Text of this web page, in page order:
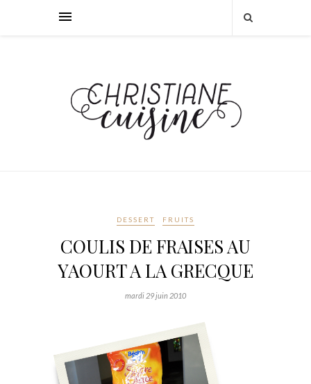
DESSERT FRUITS
COULIS DE FRAISES AU
YAOURT A LA GRECQUE
mardi 29 juin 2010